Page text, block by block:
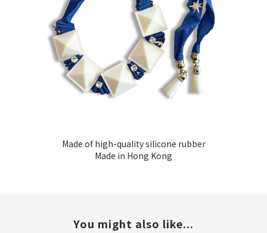
Made of high-quality silicone rubber
Made in Hong Kong
You might also like...